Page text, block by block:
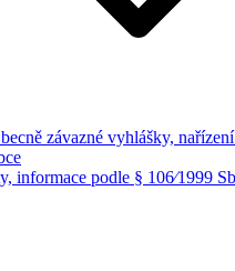
závazné vyhlášky,
informace podle § 106⁄1999